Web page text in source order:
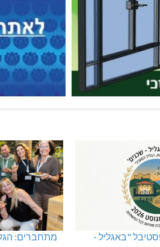
ינוח: מבנה רב